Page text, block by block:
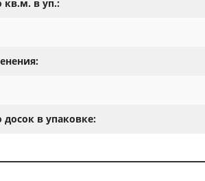
кв.м. в уп.:
досок в упаковке: